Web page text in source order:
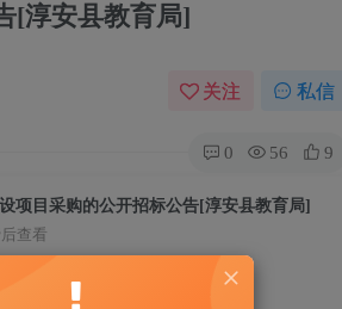
[淳安县教育局]
关注 私信
0 56 9
项目采购的公开招标公告[淳安县教育局]
查看